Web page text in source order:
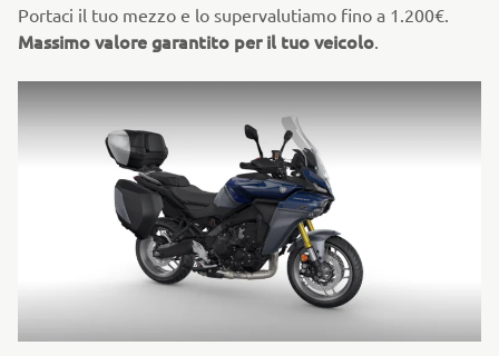
Portaci il tuo mezzo e lo supervalutiamo fino a 1.200€.
Massimo valore garantito per il tuo veicolo.